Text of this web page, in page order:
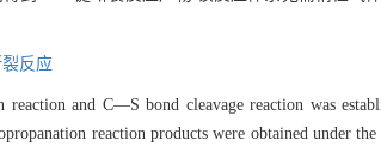
反应
and C—S bond cleavage reaction was
reaction products were obtained under